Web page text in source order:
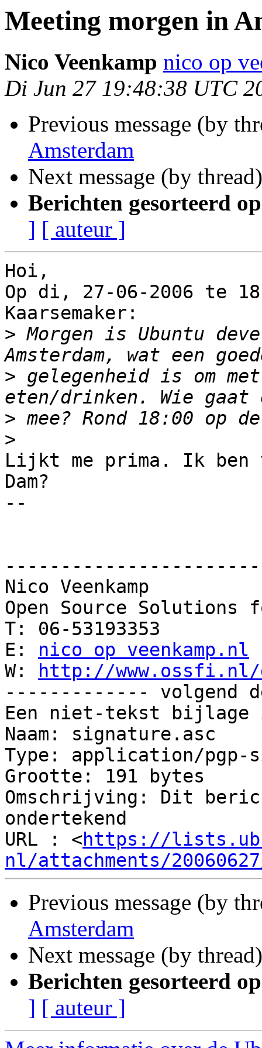
Meeting morgen in
Nico Veenkamp nico op
Di Jun 27 19:48:38 UTC
Previous message (by
Amsterdam
Next message (by
Berichten gesorteerd
] [ auteur ]
Hoi,
Op di, 27-06-2006 te
Kaarsemaker:
> Morgen is Ubuntu
> gelegenheid is om
>
>
Lijkt me prima. Ik ben
Dam?
--
Nico Veenkamp
Open Source
T: 06-53193353
E: nico op veenkamp.nl
W:
http://www.ossfi.nl/
------------- volgend
Een niet-tekst
Naam: signature.asc
Type: application/pgp-
Grootte: 191 bytes
Omschrijving: Dit
ondertekend
URL : <https://
nl/attachments/
Previous message (by
Amsterdam
Next message (by
Berichten gesorteerd
] [ auteur ]